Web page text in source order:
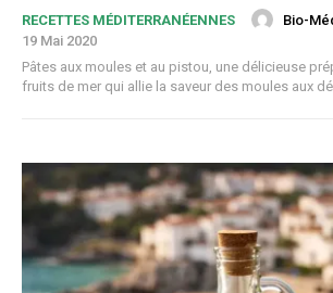
RECETTES MÉDITERRANÉENNES Bio-
19 Mai 2020
Pâtes aux moules et au pistou, une délicieuse
fruits de mer qui allie la saveur des moules aux